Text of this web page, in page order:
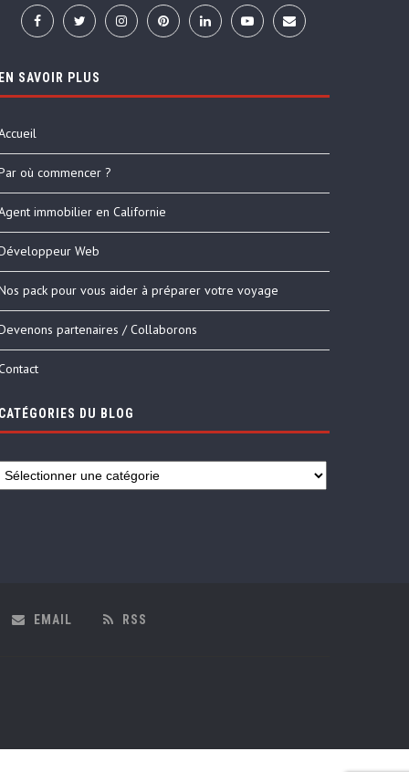
EN SAVOIR PLUS
où commencer ?
immobilier en Californie
Web
pack pour vous aider à préparer votre voyage
partenaires / Collaborons
CATÉGORIES DU BLOG
EMAIL RSS